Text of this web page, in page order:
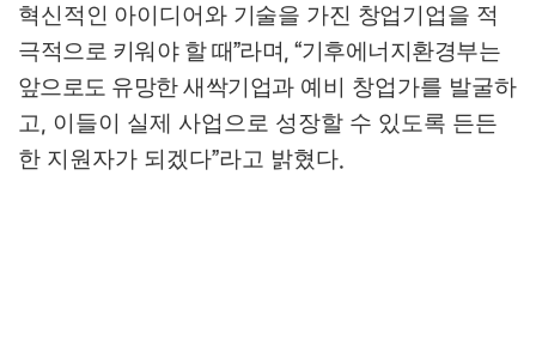
혁신적인 아이디어와 기술을 가진 창업기업을 적
극적으로 키워야 할 때”라며, “기후에너지환경부는
앞으로도 유망한 새싹기업과 예비 창업가를 발굴하
고, 이들이 실제 사업으로 성장할 수 있도록 든든
한 지원자가 되겠다”라고 밝혔다.